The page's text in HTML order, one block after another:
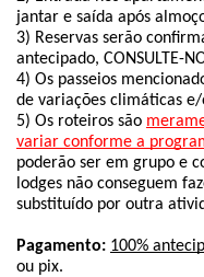
jantar e saída após
3) Reservas serão
antecipado, CONSULTE-
4) Os passeios
de variações climáticas
5) Os roteiros são
variar conforme a
poderão ser em grupo e
lodges não conseguem
substituído por outra
Pagamento: 100%
ou pix.